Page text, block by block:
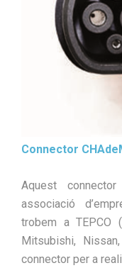
Connector
Aquest
associació
trobem a TEPCO
Mitsubishi,
connector per a